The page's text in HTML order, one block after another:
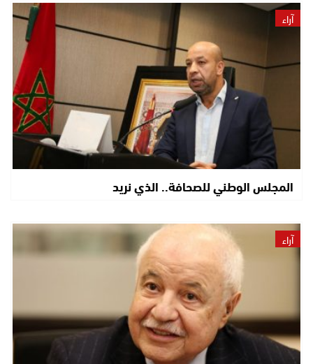
آراء
المجلس الوطني للصحافة.. الذي نريد
آراء